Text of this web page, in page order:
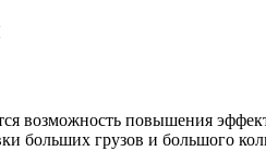
возможность повышения
больших грузов и большого